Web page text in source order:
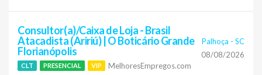
Consultor(a)/Caixa de Loja - Brasil
Atacadista (Aririú) | O Boticário Grande
Florianópolis
CLT PRESENCIAL VIP MelhoresEmpregos.com
Palhoça - SC
08/08/2026